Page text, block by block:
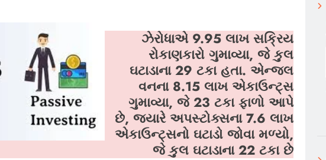
ઝેરોધાએ 9.95 લાખ સક્રિય
રોકાણકારો ગુમાવ્યા, જે કુલ
ઘટાડાના 29 ટકા હતા. એન્જલ
વનના 8.15 લાખ એકાઉન્ટ્સ
ગુમાવ્યા, જે 23 ટકા ફાળો આપે
છે, જ્યારે અપસ્ટોક્સના 7.6 લાખ
એકાઉન્ટ્સનો ઘટાડો જોવા મળ્યો,
જે કુલ ઘટાડાના 22 ટકા છે